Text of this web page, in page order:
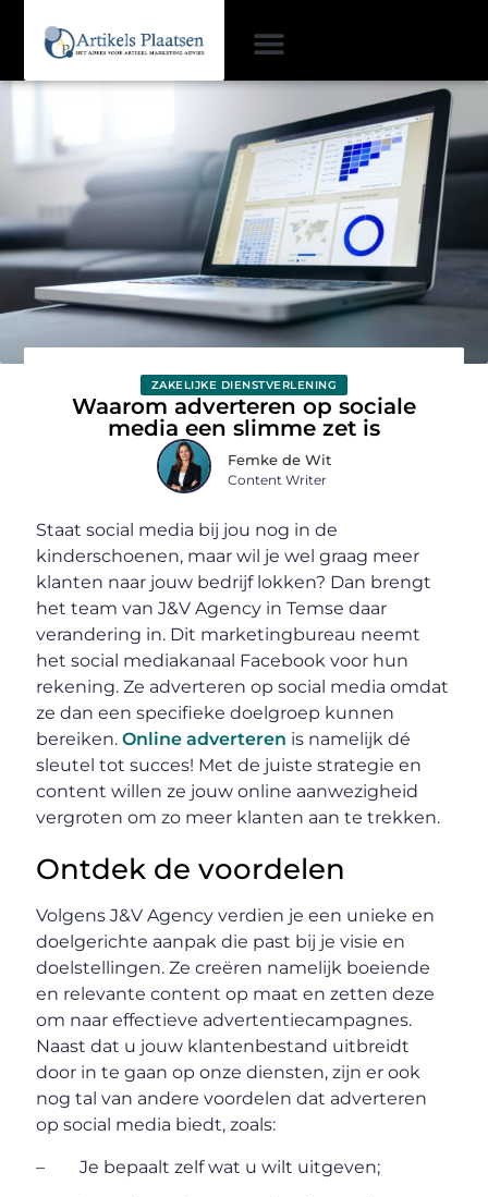
ZAKELIJKE DIENSTVERLENING
Waarom adverteren op sociale
media een slimme zet is
Femke de Wit
Content Writer
Staat social media bij jou nog in de
kinderschoenen, maar wil je wel graag meer
klanten naar jouw bedrijf lokken? Dan brengt
het team van J&V Agency in Temse daar
verandering in. Dit marketingbureau neemt
het social mediakanaal Facebook voor hun
rekening. Ze adverteren op social media omdat
ze dan een specifieke doelgroep kunnen
bereiken.Online adverteren is namelijk dé
sleutel tot succes! Met de juiste strategie en
content willen ze jouw online aanwezigheid
vergroten om zo meer klanten aan te trekken.
Ontdek de voordelen
Volgens J&V Agency verdien je een unieke en
doelgerichte aanpak die past bij je visie en
doelstellingen. Ze creëren namelijk boeiende
en relevante content op maat en zetten deze
om naar effectieve advertentiecampagnes.
Naast dat u jouw klantenbestand uitbreidt
door in te gaan op onze diensten, zijn er ook
nog tal van andere voordelen dat adverteren
op social media biedt, zoals:
– Je bepaalt zelf wat u wilt uitgeven;